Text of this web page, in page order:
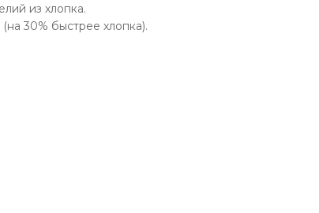
из хлопка.
30% быстрее хлопка).